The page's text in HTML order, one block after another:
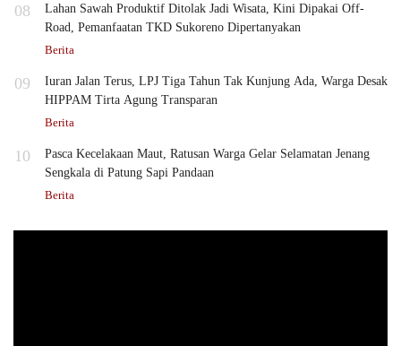
08
Lahan Sawah Produktif Ditolak Jadi Wisata, Kini Dipakai Off-
Road, Pemanfaatan TKD Sukoreno Dipertanyakan
Berita
09
Iuran Jalan Terus, LPJ Tiga Tahun Tak Kunjung Ada, Warga Desak
HIPPAM Tirta Agung Transparan
Berita
10
Pasca Kecelakaan Maut, Ratusan Warga Gelar Selamatan Jenang
Sengkala di Patung Sapi Pandaan
Berita